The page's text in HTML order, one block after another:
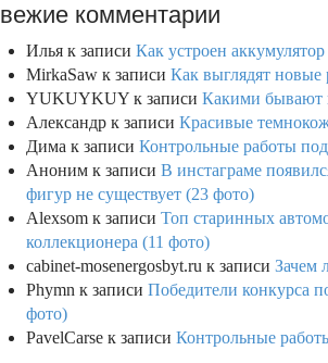
комментарии
Илья к записи Как устроен
MirkaSaw к записи Как выглядят новые
YUKUYKUY к записи Какими бывают
Александр к записи Красивые
Дима к записи Контрольные работы
Аноним к записи В инстаграме
фигур не существует (23 фото)
Alexsom к записи Топ старинных
коллекционера (11 фото)
cabinet-mosenergosbyt.ru к записи Зачем
Phymn к записи Победители конкурса
фото)
PavelCarse к записи Контрольные